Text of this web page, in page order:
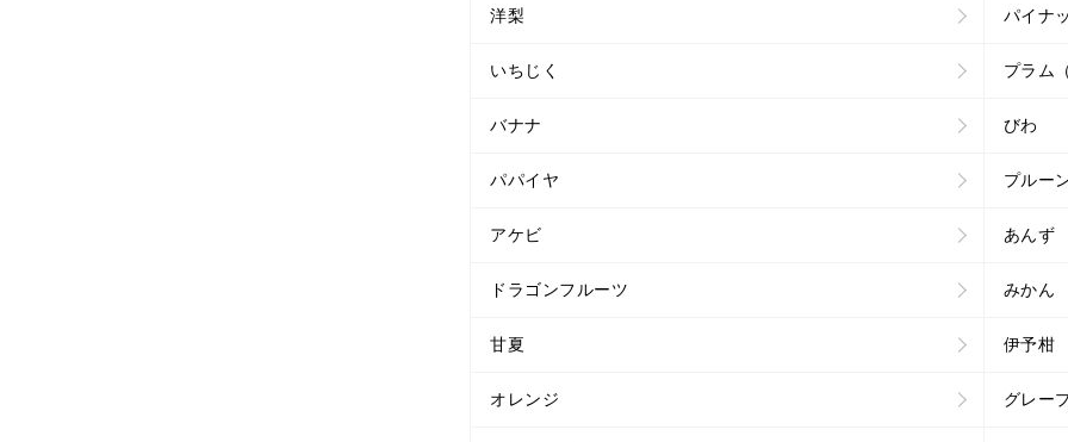
洋梨 パイナ
いちじく プラム
バナナ びわ
パパイヤ プルー
アケビ あんず
ドラゴンフルーツ みかん
甘夏 伊予柑
オレンジ グレー